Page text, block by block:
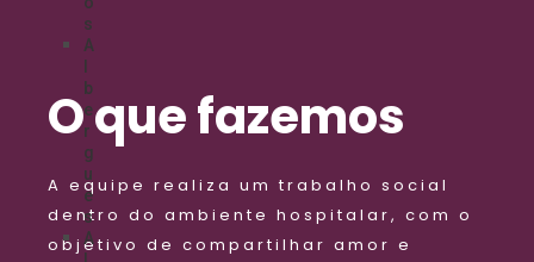
s
A
b
e
r
g
u
e
s
A
O que fazemos
A equipe realiza um trabalho social
dentro do ambiente hospitalar, com o
objetivo de compartilhar amor e